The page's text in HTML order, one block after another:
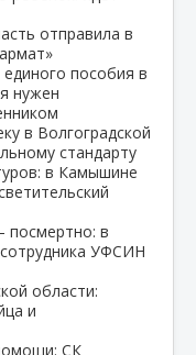
отправила в
пособия в
нужен
в Волгоградской
стандарту
в Камышине
в
УФСИН
области:
и
СК